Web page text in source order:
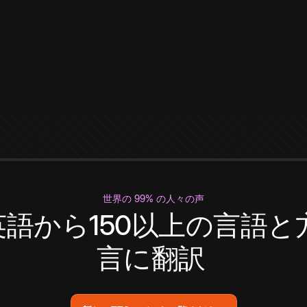
世界の 99% の人々の声
から150以上の言語と
言に翻訳